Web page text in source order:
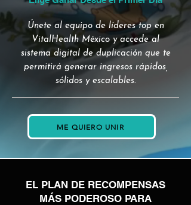
Únete al equipo de líderes top en
VitalHealth México y accede al
sistema digital de duplicación que te
permitirá generar ingresos rápidos,
sólidos y escalables.
ME QUIERO UNIR
EL PLAN DE RECOMPENSAS
MÁS PODEROSO PARA